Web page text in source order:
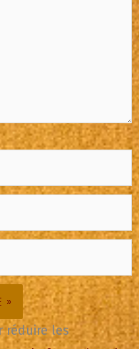
réduire les